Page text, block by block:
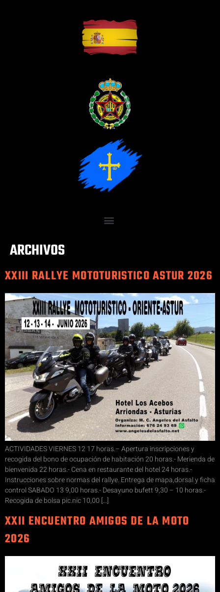
ARCHIVOS
XXIII RALLYE MOTOTURISTICO ASTUR 2026
ACTIVIDADES VIERNES 12 17 horas.– Apertura inscripciones y
recogida del bono de ocupación de habitación 20 horas.- Merienda de
bienvenida 22 horas.- Cena en restaurante del hotel 24 horas.-
Instrucciones sobre normas del rallye. Entrega de mapa,dorsal y ficha
control SABADO 13 9,00 horas.- Desayuno bufett 9,30 – 10 horas.-
Recogida de bolsa pic.nic 10,00 […]
XXII ENCUENTRO AMIGOS DE LA MOTO
2026